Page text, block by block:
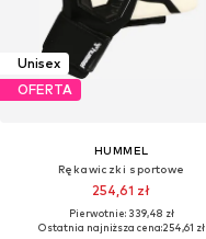
Unisex
OFERTA
HUMMEL
Rękawiczki sportowe
254,61 zł
Pierwotnie: 339,48 zł
Ostatnia najniższa cena:254,61 zł